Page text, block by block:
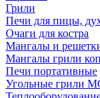
Грили
Печи для пицы,
Очаги для костра
Мангалы и
Мангалы грили
Печи портативные
Угольные грили